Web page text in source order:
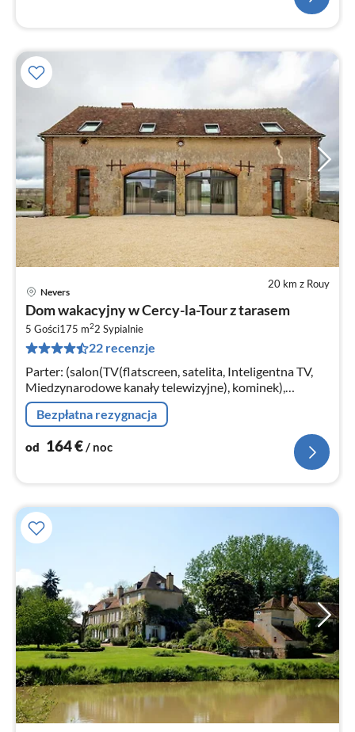
20 km z Rouy
Nevers
Dom wakacyjny w Cercy-la-Tour z tarasem
5 Gości175 m22 Sypialnie
22 recenzje
Parter: (salon(TV(flatscreen, satelita, Inteligentna TV,
Miedzynarodowe kanały telewizyjne), kominek),
jadalnia(stół jadalniany)
Bezpłatna rezygnacja
od 164€/ noc